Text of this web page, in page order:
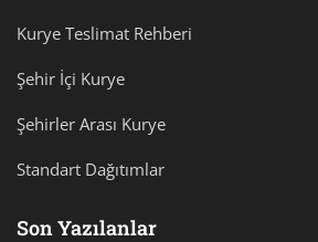
Kurye Teslimat Rehberi
Şehir İçi Kurye
Şehirler Arası Kurye
Standart Dağıtımlar
Son Yazılanlar